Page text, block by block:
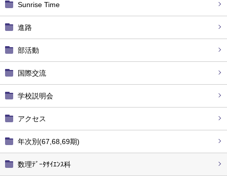
Sunrise Time
進路
部活動
国際交流
学校説明会
アクセス
年次別(67,68,69期)
数理ﾃﾞｰﾀｻｲｴﾝｽ科